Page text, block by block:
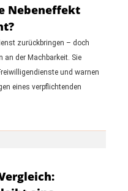
Nebeneffekt
zurückbringen – doch
an der Machbarkeit. Sie
und warnen
eines verpflichtenden